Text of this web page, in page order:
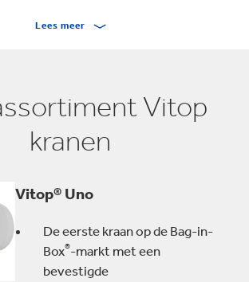
dankzij het feit dat hij ontzettend
technologieën en kwaliteitscontroles
dragen bij aan de hoge
het product, zowel voor als na
prestaties onder alle
"de kraan die nooit lekt" is uitermate
Lees meer
Vitop
kranen
Vitop® Uno
De eerste kraan op de Bag-in-
Box®-markt met een
bevestigde